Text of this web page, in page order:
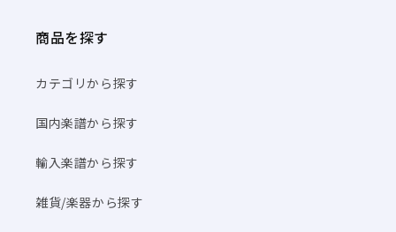
商品を探す
カテゴリから探す
国内楽譜から探す
輸入楽譜から探す
雑貨/楽器から探す